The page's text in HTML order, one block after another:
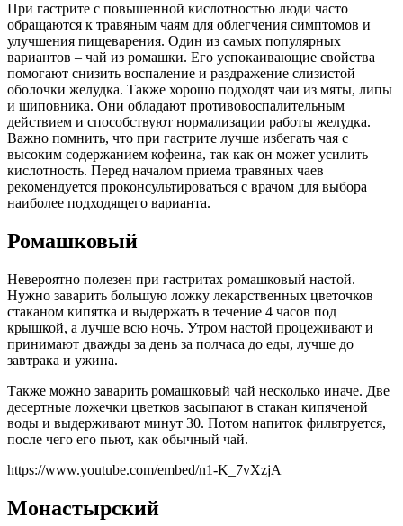
При гастрите с повышенной кислотностью люди часто
обращаются к травяным чаям для облегчения симптомов и
улучшения пищеварения. Один из самых популярных
вариантов – чай из ромашки. Его успокаивающие свойства
помогают снизить воспаление и раздражение слизистой
оболочки желудка. Также хорошо подходят чаи из мяты, липы
и шиповника. Они обладают противовоспалительным
действием и способствуют нормализации работы желудка.
Важно помнить, что при гастрите лучше избегать чая с
высоким содержанием кофеина, так как он может усилить
кислотность. Перед началом приема травяных чаев
рекомендуется проконсультироваться с врачом для выбора
наиболее подходящего варианта.
Ромашковый
Невероятно полезен при гастритах ромашковый настой.
Нужно заварить большую ложку лекарственных цветочков
стаканом кипятка и выдержать в течение 4 часов под
крышкой, а лучше всю ночь. Утром настой процеживают и
принимают дважды за день за полчаса до еды, лучше до
завтрака и ужина.
Также можно заварить ромашковый чай несколько иначе. Две
десертные ложечки цветков засыпают в стакан кипяченой
воды и выдерживают минут 30. Потом напиток фильтруется,
после чего его пьют, как обычный чай.
https://www.youtube.com/embed/n1-K_7vXzjA
Монастырский